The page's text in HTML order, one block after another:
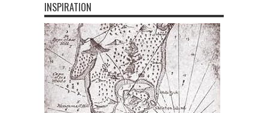
INSPIRATION